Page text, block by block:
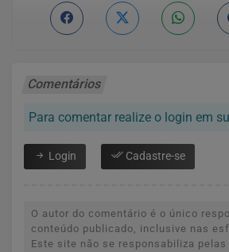
Comentários
Para comentar realize o login em
Login Cadastre-se
O autor do comentário é o único
conteúdo publicado, inclusive nas
Este site não se responsabiliza pelas